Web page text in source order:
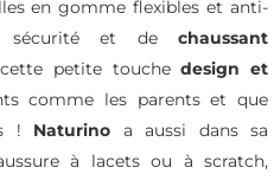
en gomme flexibles et anti-
sécurité et de chaussant
petite touchedesign et
comme les parents et que
! Naturino a aussi dans sa
à lacets ou à scratch,